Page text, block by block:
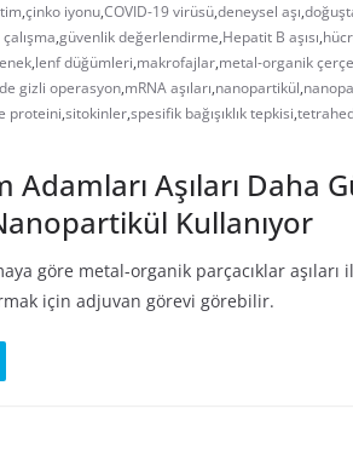
,çinko iyonu,COVID-19 virüsü,deneysel aşı,
,güvenlik değerlendirme,Hepatit B aşısı,
,lenf düğümleri,makrofajlar,metal-organik
gizli operasyon,mRNA aşıları,nanopartikül,
proteini,sitokinler,spesifik bağışıklık tepkisi,
Adamları Aşıları Daha
Kullanıyor
göre metal-organik parçacıklar
için adjuvan görevi görebilir.